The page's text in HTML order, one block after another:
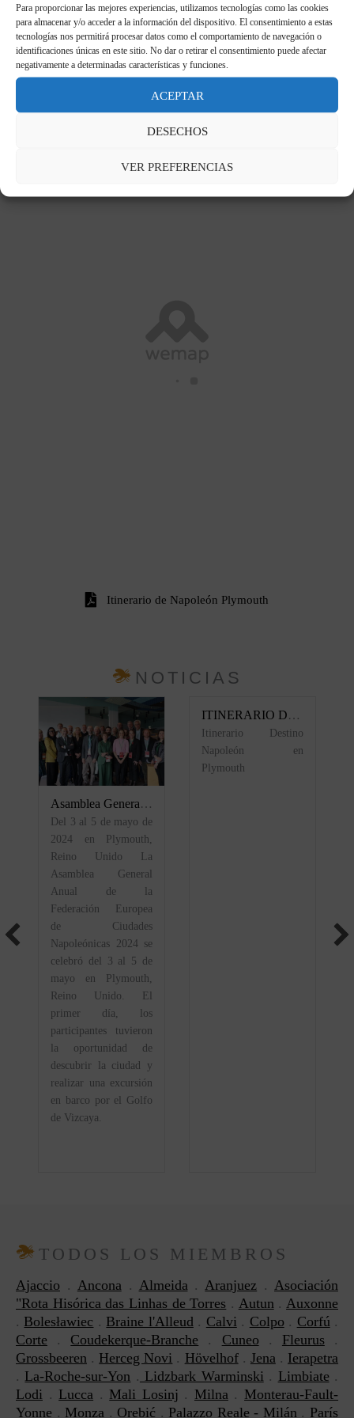
Para proporcionar las mejores experiencias, utilizamos tecnologías como las cookies
para almacenar y/o acceder a la información del dispositivo. El consentimiento a estas
tecnologías nos permitirá procesar datos como el comportamiento de navegación o
identificaciones únicas en este sitio. No dar o retirar el consentimiento puede afectar
negativamente a determinadas características y funciones.
ACEPTAR
DESECHOS
VER PREFERENCIAS
VISITE LA CIUDAD
Itinerario de Napoleón Plymouth
NOTICIAS
Asamblea General Anual de la Federación Europea de Ciudades Napoleónicas 2024
Del 3 al 5 de mayo de
2024 en Plymouth,
Reino Unido La
Asamblea General
Anual de la
Federación Europea
de Ciudades
Napoleónicas 2024 se
celebró del 3 al 5 de
mayo en Plymouth,
Reino Unido. El
primer día, los
participantes tuvieron
la oportunidad de
descubrir la ciudad y
realizar una excursión
en barco por el Golfo
de Vizcaya.
ITINERARIO DESTINATION NAPOLEÓN EN PLYMOUTH
Itinerario Destino
Napoleón en
Plymouth
TODOS LOS MIEMBROS
Ajaccio . Ancona. Almeida.Aranjuez . Asociación
"Rota Hisórica das Linhas de Torres . Autun.Auxonne
. Bolesławiec . Braine l'Alleud. Calvi . Colpo . Corfú.
Corte . Coudekerque-Branche . Cuneo . Fleurus .
Grossbeeren . Herceg Novi . Hövelhof. Jena. Ierapetra
. La-Roche-sur-Yon . Lidzbark Warminski . Limbiate .
Lodi . Lucca . Mali Losinj . Milna. Monterau-Fault-
Yonne . Monza . Orebić . Palazzo Reale - Milán. París